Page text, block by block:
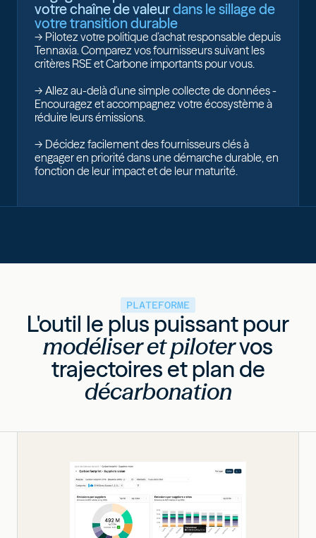
votre chaîne de valeurdans le sillage de
votre transition durable
-> Pilotez votre politique d’achat responsable depuis
Tennaxia. Comparez vos fournisseurs suivant les
critères RSE et Carbone importants pour vous.
-> Allez au-delà d'une simple collecte de données -
Encouragez et accompagnez votre écosystème à
réduire leurs émissions.
-> Décidez facilement des fournisseurs clés à
engager en priorité dans une démarche durable, en
fonction de leur impact et de leur maturité.
PLATEFORME
L'outil le plus puissant pour
modéliser et pilotervos
trajectoires et plan de
décarbonation